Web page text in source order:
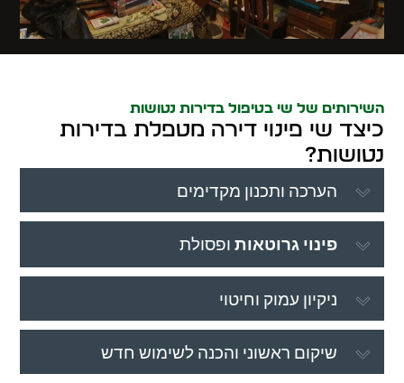
השירותים של שי בטיפול בדירות נטושות
כיצד שי פינוי דירה מטפלת בדירות
נטושות?
הערכה ותכנון מקדימים
פינוי גרוטאות ופסולת
ניקיון עמוק וחיטוי
שיקום ראשוני והכנה לשימוש חדש